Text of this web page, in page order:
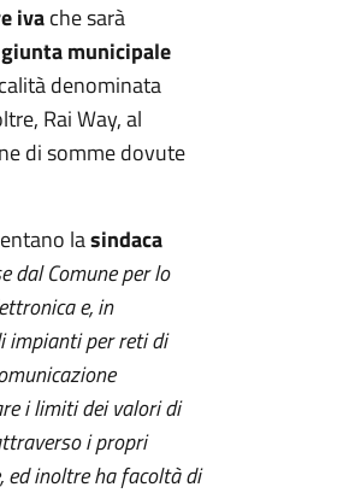
ivache sarà
municipale
denominata
Rai Way, al
di somme dovute
lasindaca
dal Comune per lo
e, in
impianti per reti di
i limiti dei valori di
i propri
ed inoltre ha facoltà di